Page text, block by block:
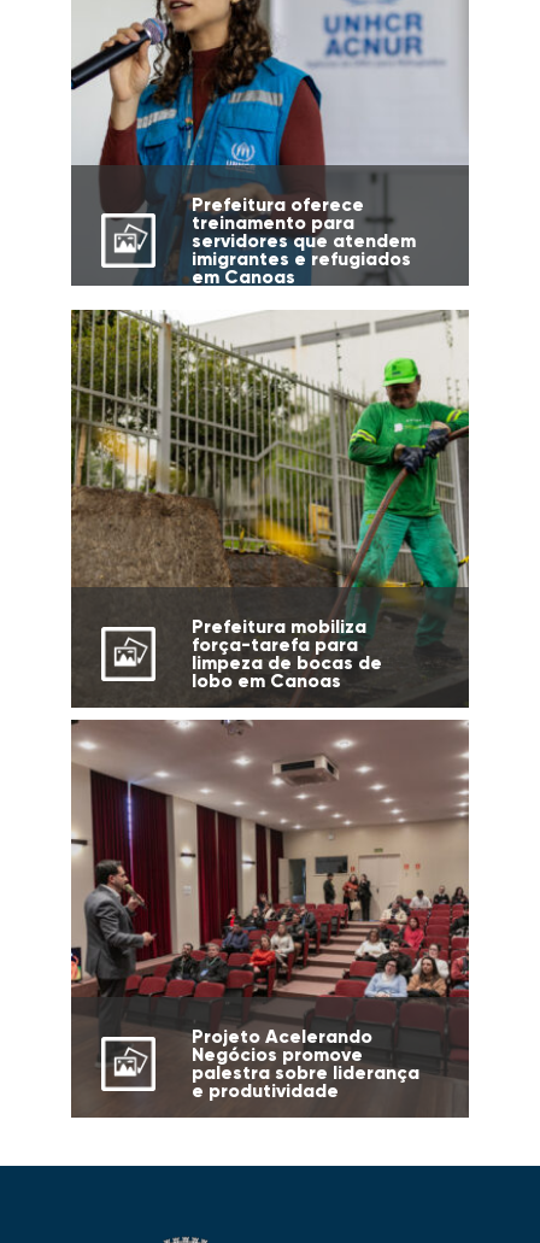
Prefeitura oferece
treinamento para
servidores que atendem
imigrantes e refugiados
em Canoas
Prefeitura mobiliza
força-tarefa para
limpeza de bocas de
lobo em Canoas
Projeto Acelerando
Negócios promove
palestra sobre liderança
e produtividade